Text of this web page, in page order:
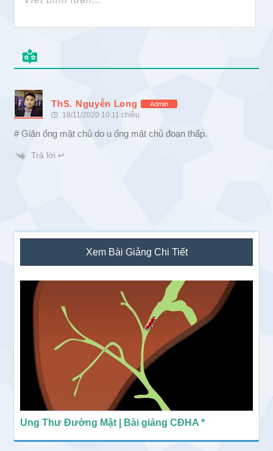
ThS. Nguyễn Long Admin
18/11/2020 10:11 chiều
# Giãn ống mật chủ do u ống mật chủ đoạn thấp.
Trả lời ↵
Sidebar
chính
Xem Bài Giảng Chi Tiết
Ung Thư Đường Mật | Bài giảng CĐHA *